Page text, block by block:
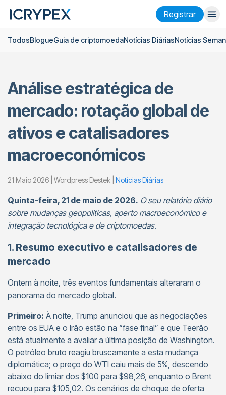
Registrar
Entrar Registrar
Empresa
Pesquisar
Ajuda
Futuros x50
Tema
TodosBlogueGuia de criptomoedaNotícias DiáriasNotícias
Análise estratégica de
mercado: rotação global de
ativos e catalisadores
macroeconómicos
21 Maio 2026 | Wordpress Destek | Notícias Diárias
Quinta-feira, 21 de maio de 2026. O seu relatório diário
sobre mudanças geopolíticas, aperto macroeconómico e
integração tecnológica e de criptomoedas.
1. Resumo executivo e catalisadores de
mercado
Ontem à noite, três eventos fundamentais alteraram o
panorama do mercado global.
Primeiro: À noite, Trump anunciou que as negociações
entre os EUA e o Irão estão na “fase final” e que Teerão
está atualmente a avaliar a última posição de Washington.
O petróleo bruto reagiu bruscamente a esta mudança
diplomática; o preço do WTI caiu mais de 5%, descendo
abaixo do limiar dos $100 para $98,26, enquanto o Brent
recuou para $105,02. Os cenários de choque de oferta